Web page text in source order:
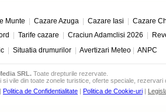
Munte Cazare Azuga Cazare Iasi
Cazare
Tarife cazare Craciun Adamclisi 2026
Situatia drumurilor Avertizari Meteo ANPC
SRL. Toate drepturile rezervate.
si vile din toate zonele turistice, oferte speciale, rezervari
| Politica de Confidentialitate | Politica de Cookie-uri |